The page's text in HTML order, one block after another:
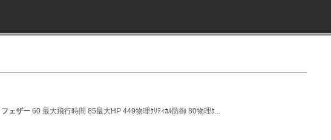
フェザー 60 最大飛行時間 85最大HP 449物理ｸﾘﾃｨｶﾙ防御 80物理ｸ...